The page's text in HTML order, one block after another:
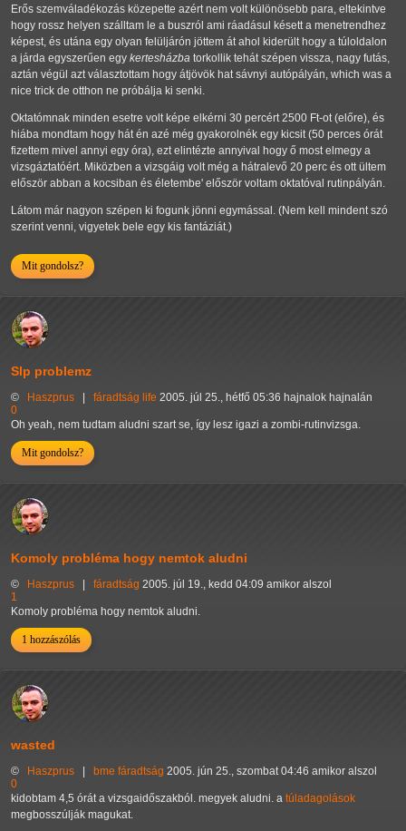
Erős szemváladékozás közepette azért nem volt különösebb para, eltekintve
hogy rossz helyen szálltam le a buszról ami ráadásul késett a menetrendhez
képest, és utána egy olyan felüljárón jöttem át ahol kiderült hogy a túloldalon
a járda egyszerűen egy kertesházba torkollik tehát szépen vissza, nagy futás,
aztán végül azt választottam hogy átjövök hat sávnyi autópályán, which was a
nice trick de otthon ne próbálja ki senki.
Oktatómnak minden esetre volt képe elkérni 30 percért 2500 Ft-ot (előre), és
hiába mondtam hogy hát én azé még gyakorolnék egy kicsit (50 perces órát
fizettem mivel annyi egy óra), ezt elintézte annyival hogy ő most elmegy a
vizsgáztatóért. Miközben a vizsgáig volt még a hátralevő 20 perc és ott ültem
először abban a kocsiban és életembe' először voltam oktatóval rutinpályán.
Látom már nagyon szépen ki fogunk jönni egymással. (Nem kell mindent szó
szerint venni, vigyetek bele egy kis fantáziát.)
Mit gondolsz?
Slp problemz
© Haszprus fáradtság life 2005. júl 25., hétfő 05:36 hajnalok hajnalán
0
Oh yeah, nem tudtam aludni szart se, így lesz igazi a zombi-rutinvizsga.
Mit gondolsz?
Komoly probléma hogy nemtok aludni
© Haszprus fáradtság 2005. júl 19., kedd 04:09 amikor alszol
1
Komoly probléma hogy nemtok aludni.
1 hozzászólás
wasted
© Haszprus bme fáradtság 2005. jún 25., szombat 04:46 amikor alszol
0
kidobtam 4,5 órát a vizsgaidőszakból. megyek aludni. a túladagolások
megbosszúlják magukat.